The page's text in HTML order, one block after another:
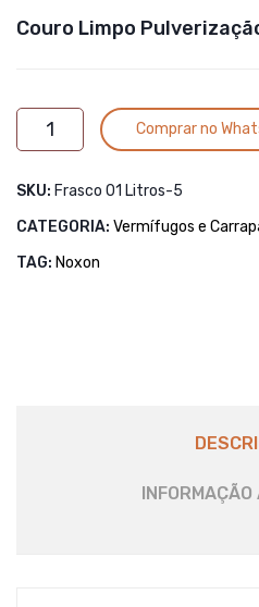
Couro Limpo
Couro
Limpo
quantidade
Comprar no
SKU: Frasco 01 Litros-5
CATEGORIA: Vermífugos e
TAG: Noxon